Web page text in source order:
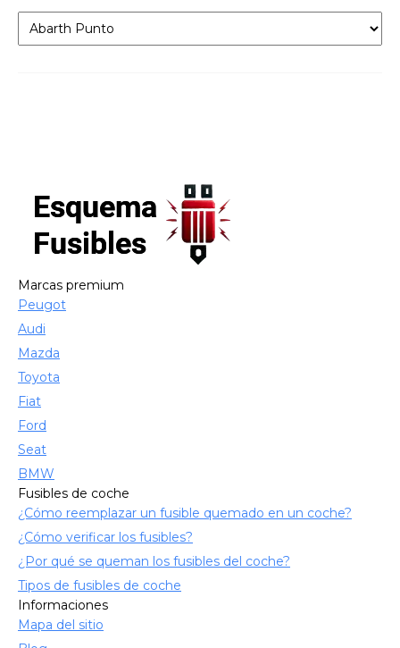
Categorías
Marcas premium
Peugot
Audi
Mazda
Toyota
Fiat
Ford
Seat
BMW
Fusibles de coche
¿Cómo reemplazar un fusible quemado en un coche?
¿Cómo verificar los fusibles?
¿Por qué se queman los fusibles del coche?
Tipos de fusibles de coche
Informaciones
Mapa del sitio